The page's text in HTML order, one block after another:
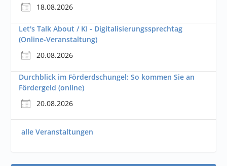
18.08.2026
Let's Talk About / KI - Digitalisierungssprechtag
(Online-Veranstaltung)
20.08.2026
Durchblick im Förderdschungel: So kommen Sie an
Fördergeld (online)
20.08.2026
alle Veranstaltungen